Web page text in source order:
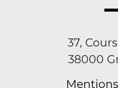
37,
38000